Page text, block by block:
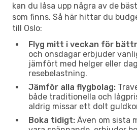
kan du låsa upp några av de
som finns. Så här hittar du
till Oslo:
Flyg mitt i veckan för
och onsdagar erbjuder
jämfört med helger eller
resebelastning.
Jämför alla flygbolag:
både traditionella och
aldrig missar ett dolt
Boka tidigt: Även om sista